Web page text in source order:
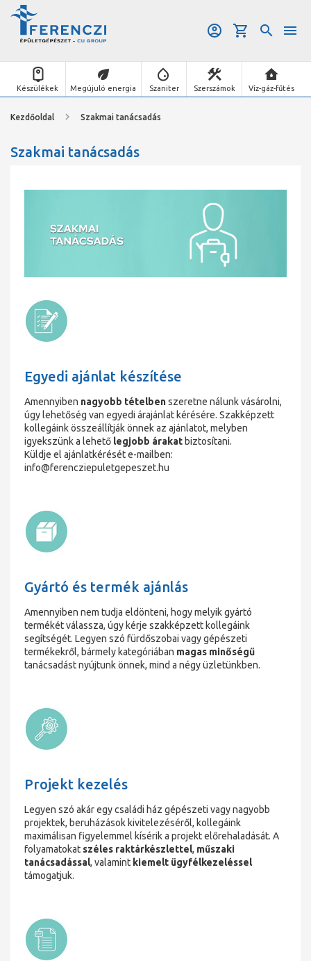
Készülékek Megújuló energia Szaniter Szerszámok Víz-gáz-fűtés
Kezdőoldal Szakmai tanácsadás
Szakmai tanácsadás
Egyedi ajánlat készítése
Amennyiben nagyobb tételbenszeretne nálunk vásárolni,
úgy lehetőség van egyedi árajánlat kérésére. Szakképzett
kollegáink összeállítják önnek az ajánlatot, melyben
igyekszünk a lehető legjobb árakatbiztosítani.
Küldje el ajánlatkérését e-mailben:
info@ferencziepuletgepeszet.hu
Gyártó és termék ajánlás
Amennyiben nem tudja eldönteni, hogy melyik gyártó
termékét válassza, úgy kérje szakképzett kollegáink
segítségét. Legyen szó fürdőszobai vagy gépészeti
termékekről, bármely kategóriában magas minőségű
tanácsadást nyújtunk önnek, mind a négy üzletünkben.
Projekt kezelés
Legyen szó akár egy családi ház gépészeti vagy nagyobb
projektek, beruházások kivitelezéséről, kollegáink
maximálisan figyelemmel kísérik a projekt előrehaladását. A
folyamatokat széles raktárkészlettel, műszaki
tanácsadással, valamint kiemelt ügyfélkezeléssel
támogatjuk.